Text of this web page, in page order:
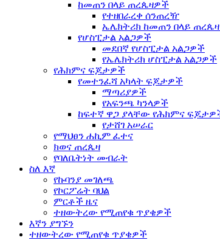
ከመጠን በላይ ጠረጴዛዎች
የተዘበራረቀ ሰንጠረዥ
ኤሌክትሪክ ከመጠን በላይ
የሆስፒታል አልጋዎች
መደበኛ የሆስፒታል አልጋዎች
የኤሌክትሪክ ሆስፒታል አልጋዎች
የሕክምና ፍጆታዎች
የመተንፈሻ አካላት ፍጆታዎች
ማጣሪያዎች
የአፍንጫ ካንላዎች
ከፍተኛ ዋጋ ያላቸው የሕክምና
የታሸገ አሠራር
የማህፀን ሐኪም ፈተና
ክወና ጠረጴዛ
የባለቤትነት መብራት
ስለ እኛ
የኩባንያ መገለጫ
የኮርፖሬት ባህል
ምርቶች ዜና
ተዘውትረው የሚጠየቁ ጥያቄዎች
እኛን ያግኙን
ተዘውትረው የሚጠየቁ ጥያቄዎች